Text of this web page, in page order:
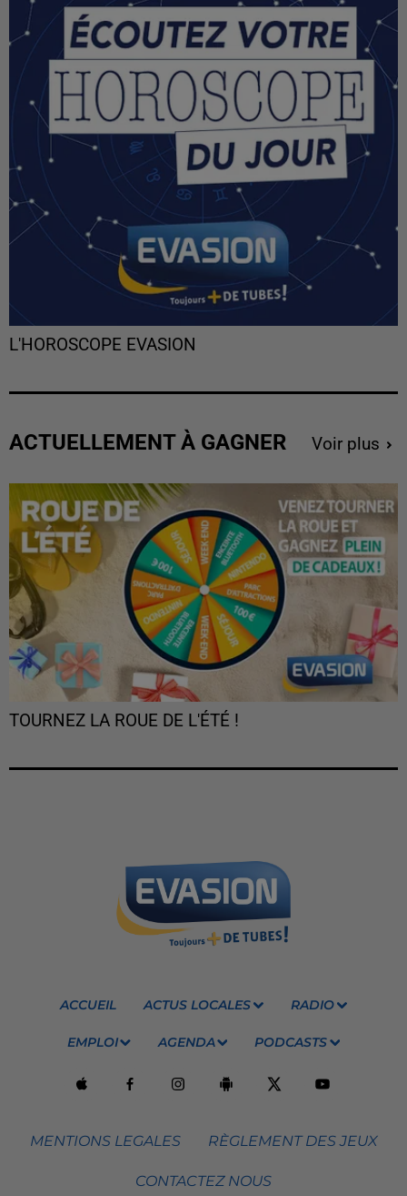
L'HOROSCOPE EVASION
ACTUELLEMENT À GAGNER Voir plus
TOURNEZ LA ROUE DE L'ÉTÉ !
ACCUEIL ACTUS LOCALES RADIO
EMPLOI AGENDA PODCASTS
MENTIONS LEGALES RÈGLEMENT DES JEUX
CONTACTEZ NOUS